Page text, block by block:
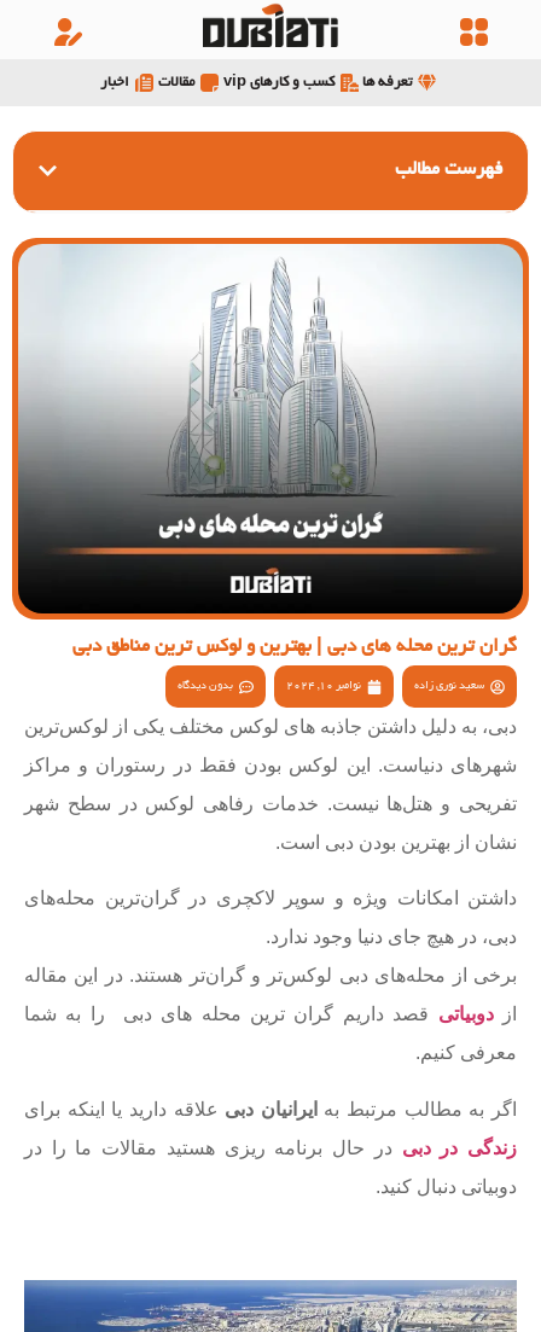
تعرفه ها کسب و کارهای vip مقالات اخبار
گران ترین محله های دبی | بهترین و لوکس ترین مناطق دبی
سعید نوری زاده نوامبر 10, 2024 بدون دیدگاه
دبی، به دلیل داشتن جاذبه های لوکس مختلف یکی از لوکس‌ترین
شهرهای دنیاست. این لوکس بودن فقط در رستوران و مراکز
تفریحی و هتل‌ها نیست. خدمات رفاهی لوکس در سطح شهر
نشان از بهترین بودن دبی است.
داشتن امکانات ویژه و سوپر لاکچری در گران‌ترین محله‌های
دبی، در هیچ جای دنیا وجود ندارد.
برخی از محله‌های دبی لوکس‌تر و گران‌تر هستند. در این مقاله
ازدوبیاتی قصد داریم گران ترین محله های دبی را به شما
معرفی کنیم.
اگر به مطالب مرتبط به ایرانیان دبی علاقه دارید یا اینکه برای
زندگی در دبی در حال برنامه ریزی هستید مقالات ما را در
دوبیاتی دنبال کنید.
فهرست مطالب